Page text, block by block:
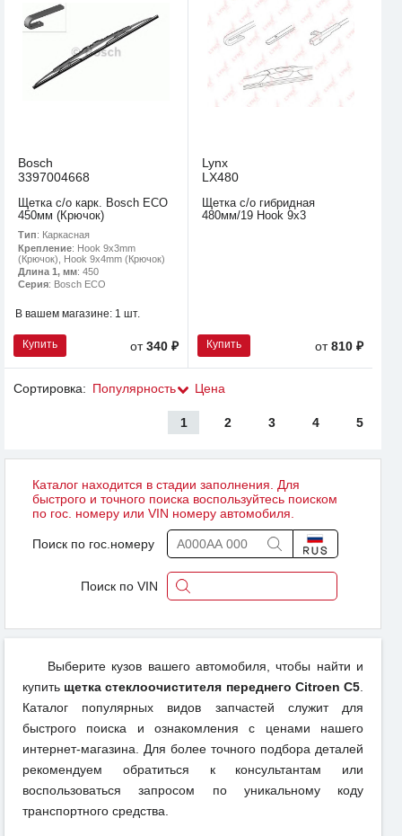
Bosch
3397004668
Щетка с/о карк. Bosch ECO
450мм (Крючок)
Тип: Каркасная
Крепление: Hook 9x3mm
(Крючок), Hook 9x4mm (Крючок)
Длина 1, мм: 450
Серия: Bosch ECO
В вашем магазине: 1 шт.
Купить от340 ₽
Lynx
LX480
Щетка с/о гибридная
480мм/19 Hook 9х3
Купить от810 ₽
Сортировка: Популярность Цена
1 2 3 4 5
Каталог находится в стадии заполнения. Для
быстрого и точного поиска воспользуйтесь поиском
по гос. номеру или VIN номеру автомобиля.
Поиск по гос.номеру
Поиск по VIN
Выберите кузов вашего автомобиля, чтобы найти и
купить щетка стеклоочистителя переднего Citroen C5.
Каталог популярных видов запчастей служит для
быстрого поиска и ознакомления с ценами нашего
интернет-магазина. Для более точного подбора деталей
рекомендуем обратиться к консультантам или
воспользоваться запросом по уникальному коду
транспортного средства.